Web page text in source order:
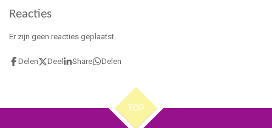
Reacties
Er zijn geen reacties geplaatst.
Delen Deel Share Delen
TOP